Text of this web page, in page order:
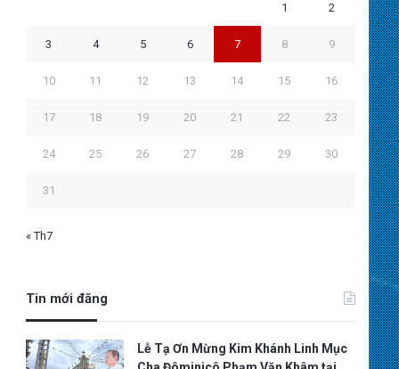
1 2
3 4 5 6 7 8 9
10 11 12 13 14 15 16
17 18 19 20 21 22 23
24 25 26 27 28 29 30
31
« Th7
Tin mới đăng
Lễ Tạ Ơn Mừng Kim Khánh Linh Mục